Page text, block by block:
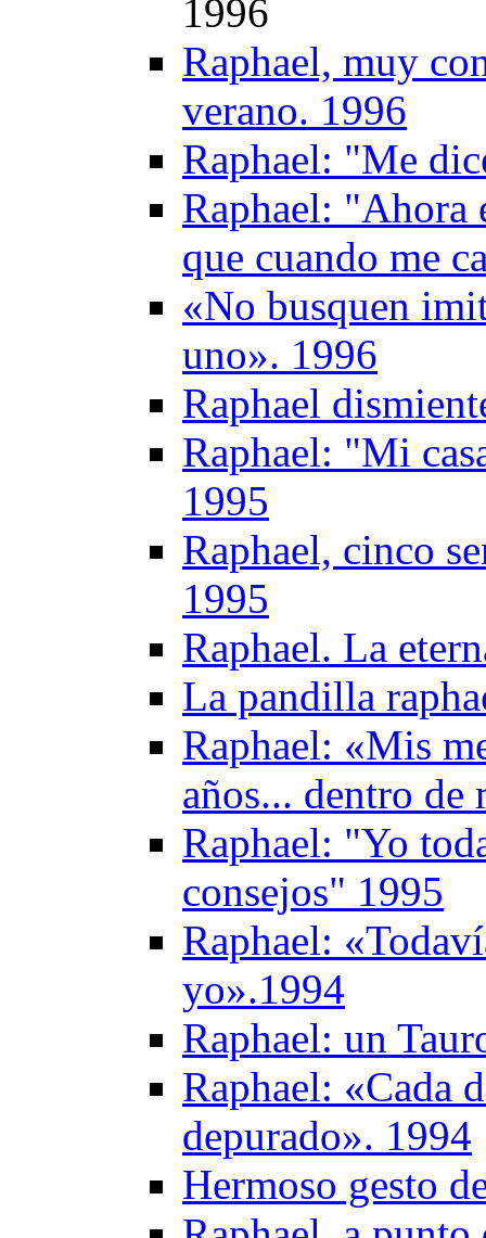
1996
Raphael, muy
verano. 1996
Raphael: "Me
Raphael: "Ahora
que cuando me
«No busquen
uno». 1996
Raphael
Raphael: "Mi
1995
Raphael, cinco
1995
Raphael. La
La pandilla
Raphael: «Mis
años... dentro de
Raphael: "Yo
consejos" 1995
Raphael:
yo».1994
Raphael: un
Raphael: «Cada
depurado». 1994
Hermoso gesto